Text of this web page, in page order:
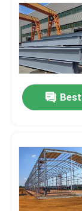
Zu Hause
Über uns